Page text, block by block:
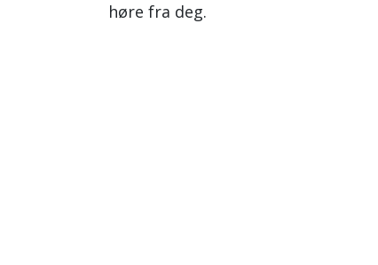
høre fra deg.